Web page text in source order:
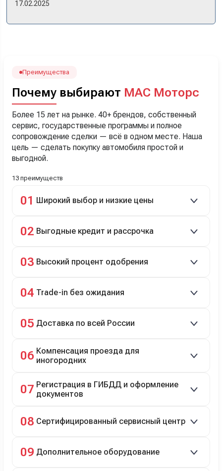
менеджеру Сергею, профессионал своего дела!
17.02.2025
Преимущества
Почему выбирают МАС Моторс
Более 15 лет на рынке. 40+ брендов, собственный
сервис, государственные программы и полное
сопровождение сделки — всё в одном месте. Наша
цель — сделать покупку автомобиля простой и
выгодной.
13 преимуществ
01 Широкий выбор и низкие цены
подержанные авто.
02 Выгодные кредит и рассрочка
рассрочка 0% на 2 года при первом взносе 35–50%.
03 Высокий процент одобрения
04 Trade-in без ожидания
05 Доставка по всей России
06 Компенсация проезда для
иногородних
07 Регистрация в ГИБДД и оформление
документов
08 Сертифицированный сервисный центр
технический ремонт.
09 Дополнительное оборудование